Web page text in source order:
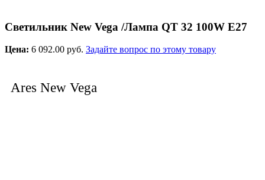
Светильник New Vega /Лампа QT 32 100W E27
Цена: 6 092.00 руб. Задайте вопрос по этому товару
Ares New Vega